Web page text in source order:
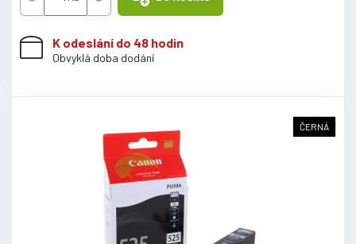
K odeslání do 48 hodin
Obvyklá doba dodání
ČERNÁ